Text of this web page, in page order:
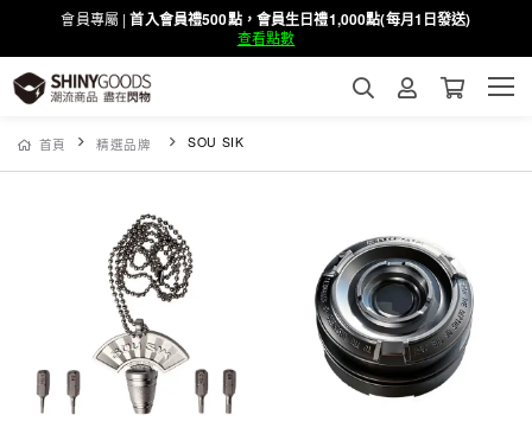
會員專屬 |首入會員禮500點，會員生日禮1,000點(每月1日發送)
查看點數
首頁 精選品牌 SOU SIK